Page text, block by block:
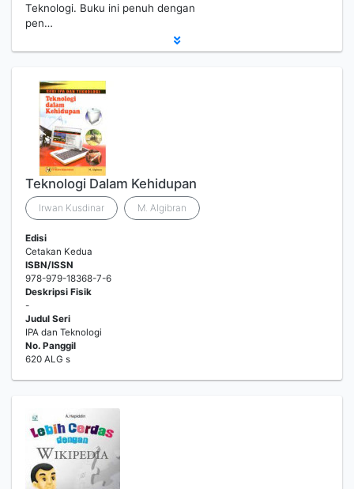
Teknologi. Buku ini penuh dengan
pen…
Teknologi Dalam Kehidupan
Irwan Kusdinar M. Algibran
Edisi
Cetakan Kedua
ISBN/ISSN
978-979-18368-7-6
Deskripsi Fisik
-
Judul Seri
IPA dan Teknologi
No. Panggil
620 ALG s